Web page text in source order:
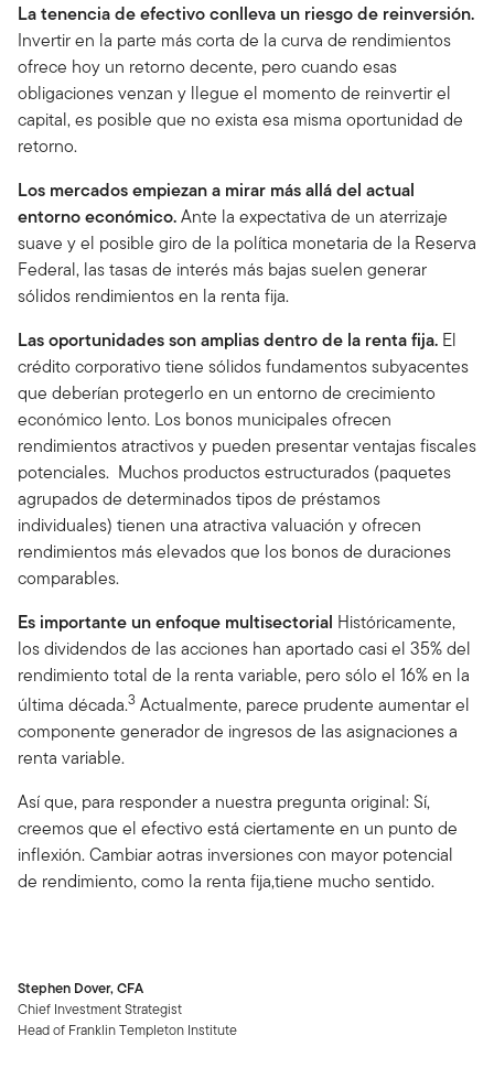
La tenencia de efectivo conlleva un riesgo de reinversión.
Invertir en la parte más corta de la curva de rendimientos
ofrece hoy un retorno decente, pero cuando esas
obligaciones venzan y llegue el momento de reinvertir el
capital, es posible que no exista esa misma oportunidad de
retorno.
Los mercados empiezan a mirar más allá del actual
entorno económico.Ante la expectativa de un aterrizaje
suave y el posible giro de la política monetaria de la Reserva
Federal, las tasas de interés más bajas suelen generar
sólidos rendimientos en la renta fija.
Las oportunidades son amplias dentro de la renta fija. El
crédito corporativo tiene sólidos fundamentos subyacentes
que deberían protegerlo en un entorno de crecimiento
económico lento. Los bonos municipales ofrecen
rendimientos atractivos y pueden presentar ventajas fiscales
potenciales. Muchos productos estructurados (paquetes
agrupados de determinados tipos de préstamos
individuales) tienen una atractiva valuación y ofrecen
rendimientos más elevados que los bonos de duraciones
comparables.
Es importante un enfoque multisectorial Históricamente,
los dividendos de las acciones han aportado casi el 35% del
rendimiento total de la renta variable, pero sólo el 16% en la
última década.3 Actualmente, parece prudente aumentar el
componente generador de ingresos de las asignaciones a
renta variable.
Así que, para responder a nuestra pregunta original: Sí,
creemos que el efectivo está ciertamente en un punto de
inflexión.Cambiar aotras inversiones con mayor potencial
de rendimiento, como la renta fija,tiene mucho sentido.
Stephen Dover, CFA
Chief Investment Strategist
Head of Franklin Templeton Institute